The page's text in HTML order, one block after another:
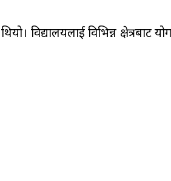
विद्यालयलाई विभिन्न क्षेत्रबाट